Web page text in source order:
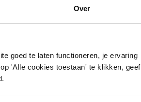
Over
goed te laten functioneren, je ervaring
'Alle cookies toestaan' te klikken, geef